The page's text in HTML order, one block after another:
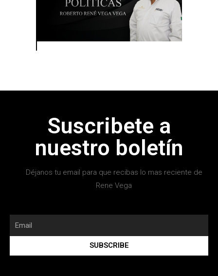
Suscribete a
nuestro boletín
Déjanos tu email para que recibas lo mas reciente de
Rene Vega
SUBSCRIBE